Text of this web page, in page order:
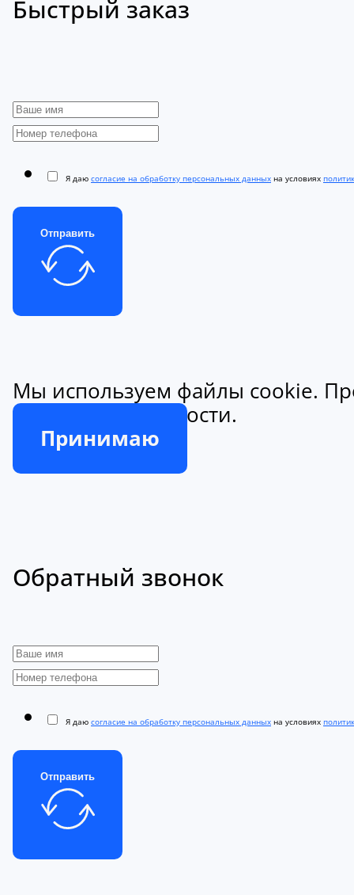
Быстрый заказ
Я даю согласие на обработку персональных данных на условиях
Отправить
Мы используем файлы cookie.
конфиденциальности.
Принимаю
Обратный звонок
Я даю согласие на обработку персональных данных на условиях
Отправить